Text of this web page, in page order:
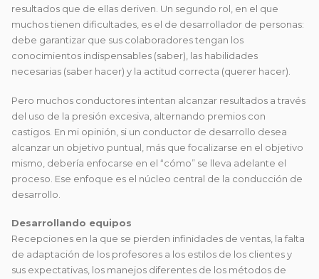
resultados que de ellas deriven. Un segundo rol, en el que
muchos tienen dificultades, es el de desarrollador de personas:
debe garantizar que sus colaboradores tengan los
conocimientos indispensables (saber), las habilidades
necesarias (saber hacer) y la actitud correcta (querer hacer).
Pero muchos conductores intentan alcanzar resultados a través
del uso de la presión excesiva, alternando premios con
castigos. En mi opinión, si un conductor de desarrollo desea
alcanzar un objetivo puntual, más que focalizarse en el objetivo
mismo, debería enfocarse en el “cómo” se lleva adelante el
proceso. Ese enfoque es el núcleo central de la conducción de
desarrollo.
Desarrollando equipos
Recepciones en la que se pierden infinidades de ventas, la falta
de adaptación de los profesores a los estilos de los clientes y
sus expectativas, los manejos diferentes de los métodos de